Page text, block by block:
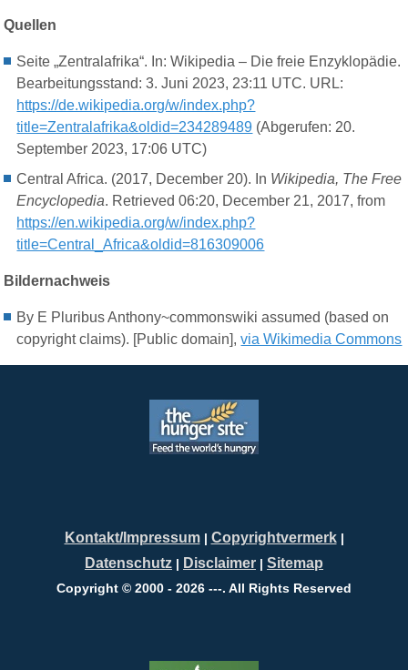
Quellen
Seite „Zentralafrika“. In: Wikipedia – Die freie Enzyklopädie.
Bearbeitungsstand: 3. Juni 2023, 23:11 UTC. URL:
https://de.wikipedia.org/w/index.php?
title=Zentralafrika&oldid=234289489 (Abgerufen: 20.
September 2023, 17:06 UTC)
Central Africa. (2017, December 20). In Wikipedia, The Free
Encyclopedia. Retrieved 06:20, December 21, 2017, from
https://en.wikipedia.org/w/index.php?
title=Central_Africa&oldid=816309006
Bildernachweis
By E Pluribus Anthony~commonswiki assumed (based on
copyright claims). [Public domain],via Wikimedia Commons
Kontakt/Impressum| Copyrightvermerk|
Datenschutz | Disclaimer | Sitemap
Copyright © 2000 - 2026 ---. All Rights Reserved